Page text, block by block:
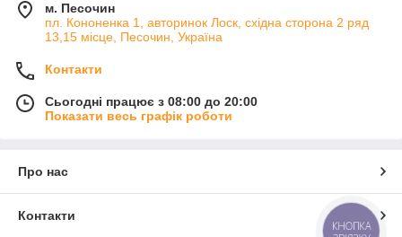
м. Песочин
пл. Кононенка 1, авторинок Лоск, східна сторона 2 ряд
13,15 місце, Песочин, Україна
Контакти
Сьогодні працює з 08:00 до 20:00
Показати весь графік роботи
Про нас
Контакти
КНОПКА